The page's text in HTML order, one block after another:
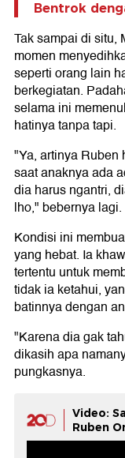
Bentrok
Tak sampai di situ,
momen
seperti orang lain
berkegiatan.
selama ini
hatinya tanpa tapi.
"Ya, artinya Ruben
saat anaknya ada
dia harus ngantri,
lho," bebernya lagi.
Kondisi ini
yang hebat. Ia
tertentu untuk
tidak ia ketahui,
batinnya dengan
"Karena dia gak
dikasih apa
pungkasnya.
Video:
Ruben